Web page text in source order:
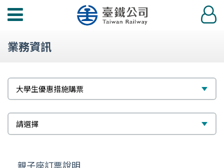
功
選
登
入
業務資訊
題
大學生優惠措施購票
標
請選擇
親子座訂票說明